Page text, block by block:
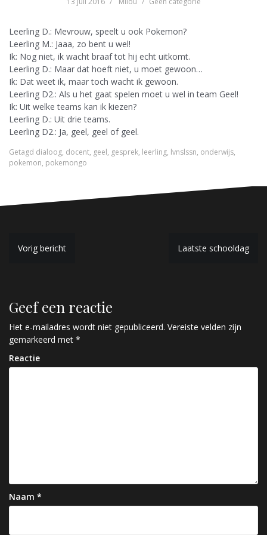
Leerling D.: Mevrouw, speelt u ook Pokemon?
Leerling M.: Jaaa, zo bent u wel!
Ik: Nog niet, ik wacht braaf tot hij echt uitkomt.
Leerling D.: Maar dat hoeft niet, u moet gewoon…
Ik: Dat weet ik, maar toch wacht ik gewoon.
Leerling D2.: Als u het gaat spelen moet u wel in team Geel!
Ik: Uit welke teams kan ik kiezen?
Leerling D.: Uit drie teams.
Leerling D2.: Ja, geel, geel of geel.
Getagd dialoog, docent, geel, gesprek, leerling, lvnslssn, onderwijs,
pokemon, pokemongo
B
i
c
h
t
a
t
i
Vorig bericht Laatste schooldag
Geef een reactie
Het e-mailadres wordt niet gepubliceerd. Vereiste velden zijn
gemarkeerd met *
Reactie
Naam *